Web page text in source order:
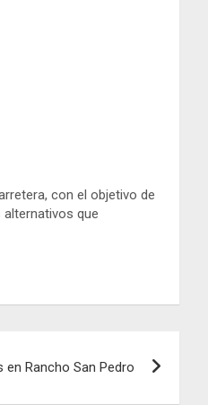
con el objetivo de
que
Rancho San Pedro